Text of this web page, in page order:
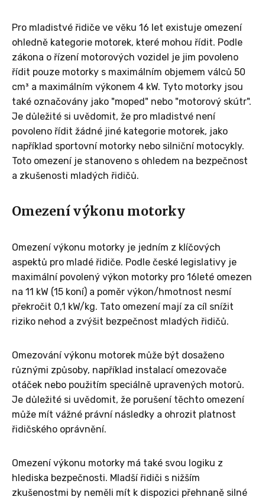
Pro mladistvé řidiče ve věku 16 let existuje omezení
ohledně kategorie motorek, které mohou řídit. Podle
zákona o řízení motorových vozidel je jim povoleno
řídit pouze motorky s maximálním objemem válců 50
cm³ a maximálním výkonem 4 kW. Tyto motorky jsou
také označovány jako "moped" nebo "motorový skútr".
Je důležité si uvědomit, že pro mladistvé není
povoleno řídit žádné jiné kategorie motorek, jako
například sportovní motorky nebo silniční motocykly.
Toto omezení je stanoveno s ohledem na bezpečnost
a zkušenosti mladých řidičů.
Omezení výkonu motorky
Omezení výkonu motorky je jedním z klíčových
aspektů pro mladé řidiče. Podle české legislativy je
maximální povolený výkon motorky pro 16leté omezen
na 11 kW (15 koní) a poměr výkon/hmotnost nesmí
překročit 0,1 kW/kg. Tato omezení mají za cíl snížit
riziko nehod a zvýšit bezpečnost mladých řidičů.
Omezování výkonu motorek může být dosaženo
různými způsoby, například instalací omezovače
otáček nebo použitím speciálně upravených motorů.
Je důležité si uvědomit, že porušení těchto omezení
může mít vážné právní následky a ohrozit platnost
řidičského oprávnění.
Omezení výkonu motorky má také svou logiku z
hlediska bezpečnosti. Mladší řidiči s nižším
zkušenostmi by neměli mít k dispozici přehnaně silné